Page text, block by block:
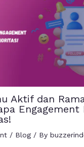
Aktif dan
Engagement
/ Blog/ By